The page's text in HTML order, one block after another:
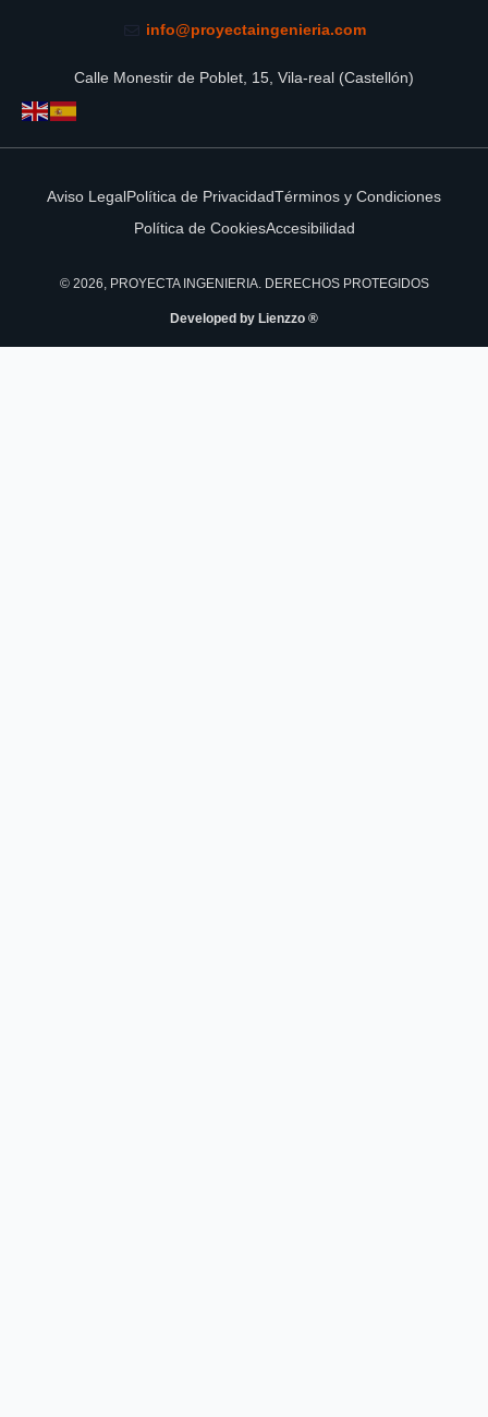
info@proyectaingenieria.com
Calle Monestir de Poblet, 15, Vila-real (Castellón)
Aviso LegalPolítica de PrivacidadTérminos y Condiciones
Política de CookiesAccesibilidad
© 2026, PROYECTA INGENIERIA. DERECHOS PROTEGIDOS
Developed by Lienzzo ®